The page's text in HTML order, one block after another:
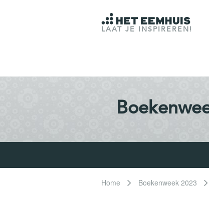
LAAT JE INSPIREREN!
Home Boekenweek 2023